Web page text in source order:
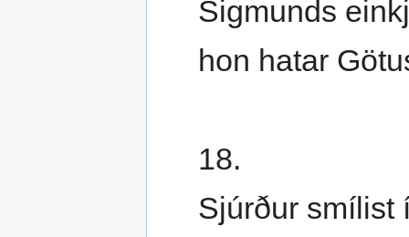
Sigmunds
hon hatar
18.
Sjúrður